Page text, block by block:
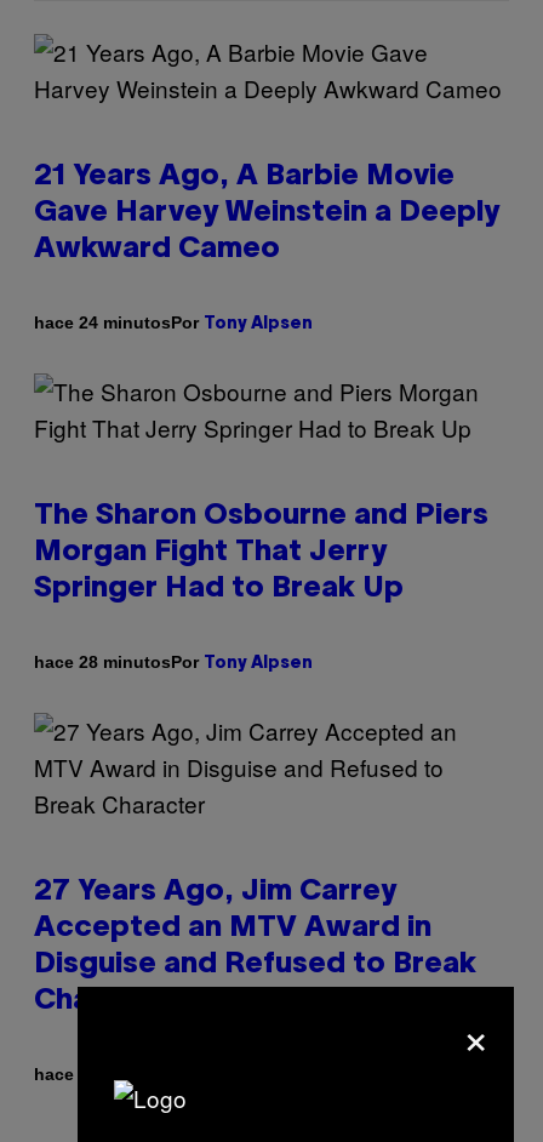
21 Years Ago, A Barbie Movie
Gave Harvey Weinstein a Deeply
Awkward Cameo
hace 24 minutosPor Tony Alpsen
The Sharon Osbourne and Piers
Morgan Fight That Jerry
Springer Had to Break Up
hace 28 minutosPor Tony Alpsen
27 Years Ago, Jim Carrey
Accepted an MTV Award in
Disguise and Refused to Break
Character
hace 32 minutos
×